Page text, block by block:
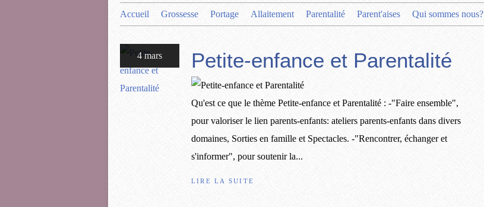
Accueil Grossesse Portage Allaitement Parentalité Parent'aises Qui sommes nous?
4 mars Petite-enfance et Parentalité
Qu'est ce que le thème Petite-enfance et Parentalité : -"Faire ensemble",
pour valoriser le lien parents-enfants: ateliers parents-enfants dans divers
domaines, Sorties en famille et Spectacles. -"Rencontrer, échanger et
s'informer", pour soutenir la...
LIRE LA SUITE